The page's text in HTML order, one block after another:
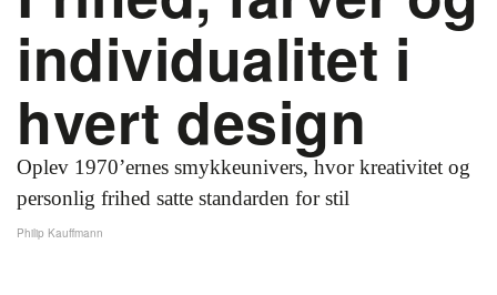
individualitet i
hvert design
Oplev 1970’ernes smykkeunivers, hvor kreativitet og
personlig frihed satte standarden for stil
Philip Kauffmann